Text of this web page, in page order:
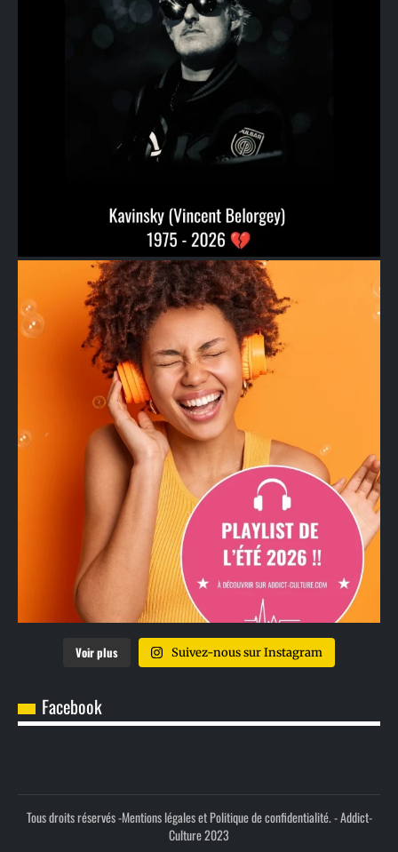
Voir plus Suivez-nous sur Instagram
Facebook
Tous droits réservés -Mentions légales et Politique de confidentialité.- Addict-
Culture 2023